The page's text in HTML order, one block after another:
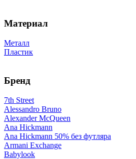
Материал
Металл
Пластик
Бренд
7th Street
Alessandro Bruno
Alexander McQueen
Ana Hickmann
Ana Hickmann 50% без футляра
Armani Exchange
Babylook